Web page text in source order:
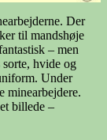
Der
til mandshøje
– men
hvide og
Under
minearbejdere.
billede –